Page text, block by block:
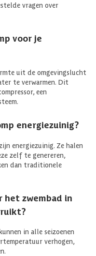
vragen over
voor je
uit de omgevingslucht
te verwarmen. Dit
een
energiezuinig?
energiezuinig. Ze halen
zelf te genereren,
dan traditionele
het zwembad in
in alle seizoenen
verhogen,